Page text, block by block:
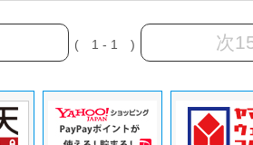
( 1 - 1 ) 次